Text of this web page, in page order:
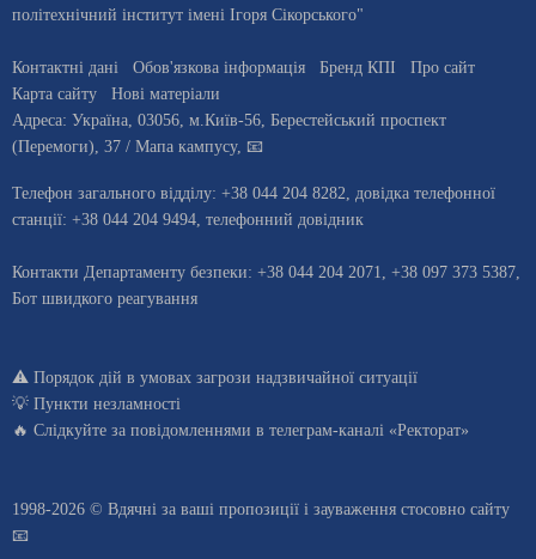
політехнічний інститут імені Ігоря Сікорського"
Контактні дані Обов'язкова інформація Бренд КПІ
Про сайт
Карта сайту
Нові матеріали
Адреса: Україна, 03056, м.Київ-56, Берестейський проспект
(Перемоги), 37 / Мапа кампусу, 📧
Телефон загального відділу: +38 044 204 8282, довiдка телефонної
станцiї: +38 044 204 9494, телефонний довідник
Контакти Департаменту безпеки: +38 044 204 2071, +38 097 373 5387,
Бот швидкого реагування
⚠️ Порядок дій в умовах загрози надзвичайної ситуації
💡 Пункти незламності
🔥 Слідкуйте за повідомленнями в телеграм-каналі «Ректорат»
1998-2026 © Вдячні за ваші пропозиції і зауваження стосовно сайту
📧